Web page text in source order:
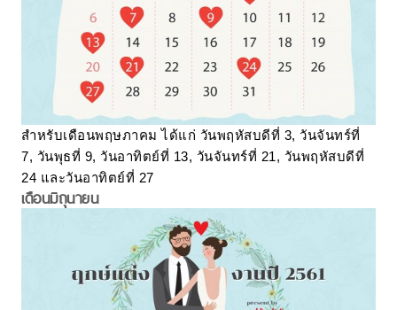
สำหรับเดือนพฤษภาคม ได้แก่ วันพฤหัสบดีที่ 3, วันจันทร์ที่
7, วันพุธที่ 9, วันอาทิตย์ที่ 13, วันจันทร์ที่ 21, วันพฤหัสบดีที่
24 และวันอาทิตย์ที่ 27
เดือนมิถุนายน